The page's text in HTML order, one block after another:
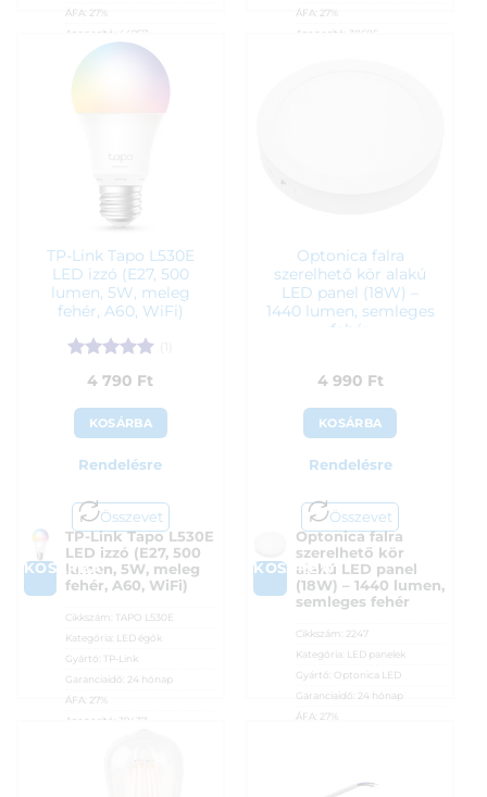
ÁFA:
27%
Azonosító:
44957
ÁFA:
27%
Azonosító:
38605
TP-Link Tapo L530E
LED izzó (E27, 500
lumen, 5W, meleg
fehér, A60, WiFi)
Értékelés:5
/ 54 790 Ft
KOSÁRBA
Rendelésre
Összevet
KOSÁRBA
TP-Link Tapo L530E
LED izzó (E27, 500
lumen, 5W, meleg
fehér, A60, WiFi)
Cikkszám:
TAPO L530E
Kategória: LED égők
Gyártó:
TP-Link
Garanciaidő: 24 hónap
ÁFA: 27%
Azonosító:
39437
Optonica falra
szerelhető kör alakú
LED panel (18W) –
1440 lumen, semleges
fehér
4 990 Ft
KOSÁRBA
Rendelésre
Összevet
KOSÁRBA
Optonica falra
szerelhető kör
alakú LED panel
(18W) – 1440 lumen,
semleges fehér
Cikkszám: 2247
Kategória: LED panelek
Gyártó: Optonica LED
Garanciaidő: 24 hónap
ÁFA: 27%